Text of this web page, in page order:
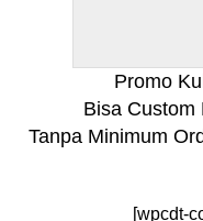
Promo
Bisa Custom
Tanpa Minimum
[wpcdt-